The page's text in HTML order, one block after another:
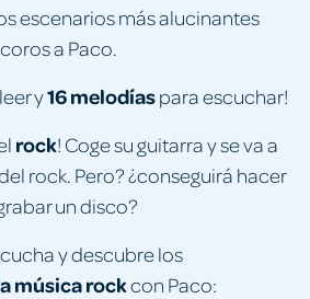
escenarios más alucinantes
a Paco.
y16 melodíaspara escuchar!
rock! Coge su guitarra y se va a
rock. Pero? ¿conseguirá hacer
un disco?
y descubre los
música rockcon Paco: